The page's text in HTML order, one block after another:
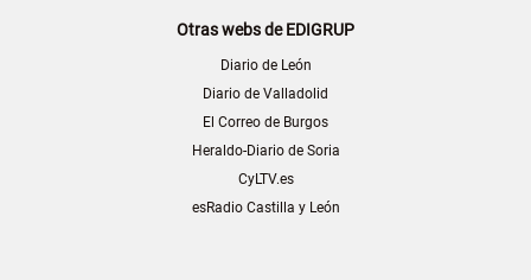
Otras webs de EDIGRUP
Diario de León
Diario de Valladolid
El Correo de Burgos
Heraldo-Diario de Soria
CyLTV.es
esRadio Castilla y León